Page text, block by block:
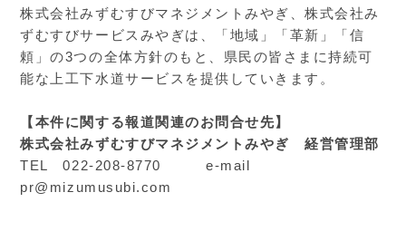
株式会社みずむすびマネジメントみやぎ、株式会社み
ずむすびサービスみやぎは、「地域」「革新」「信
頼」の3つの全体方針のもと、県民の皆さまに持続可
能な上工下水道サービスを提供していきます。
【本件に関する報道関連のお問合せ先】
株式会社みずむすびマネジメントみやぎ 経営管理部
TEL 022-208-8770 e-mail
pr@mizumusubi.com